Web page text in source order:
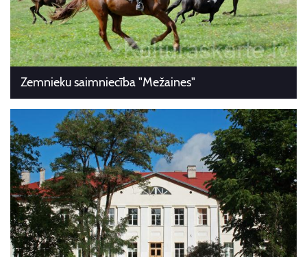
Zemnieku saimniecība "Mežaines"